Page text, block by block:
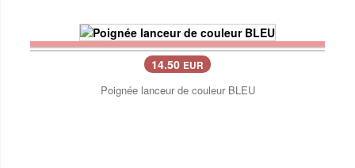
14.50 EUR
Poignée lanceur de couleur BLEU